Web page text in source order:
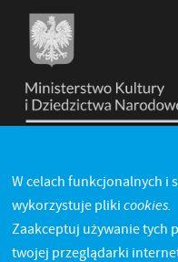
W celach funkcjonalnych i
wykorzystuje pliki cookies.
Zaakceptuj używanie tych
twojej przeglądarki